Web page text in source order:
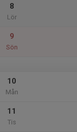
8
Lör
9
Sön
10
Mån
11
Tis